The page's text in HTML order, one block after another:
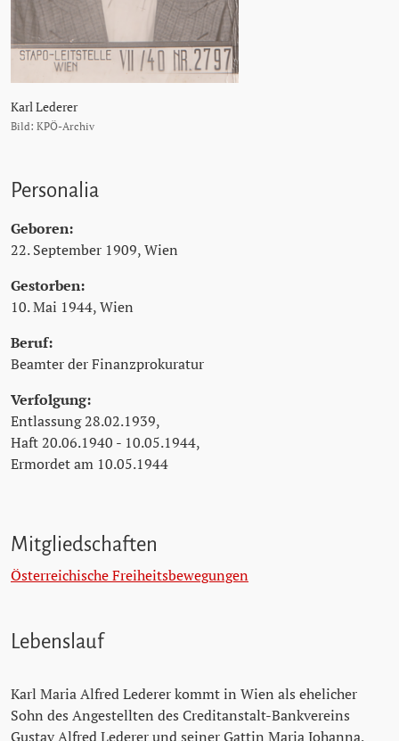
Karl Lederer
Bild: KPÖ-Archiv
Personalia
Geboren:
22. September 1909, Wien
Gestorben:
10. Mai 1944, Wien
Beruf:
Beamter der Finanzprokuratur
Verfolgung:
Entlassung 28.02.1939,
Haft 20.06.1940 - 10.05.1944,
Ermordet am 10.05.1944
Mitgliedschaften
Österreichische Freiheitsbewegungen
Lebenslauf
Karl Maria Alfred Lederer kommt in Wien als ehelicher
Sohn des Angestellten des Creditanstalt-Bankvereins
Gustav Alfred Lederer und seiner Gattin Maria Johanna,